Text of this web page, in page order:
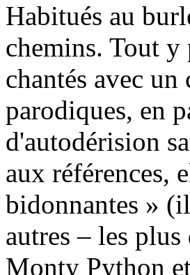
Habitués au
chemins. Tout y
chantés avec
parodiques, en
d'autodérision
aux références,
bidonnantes »
autres – les
Monty Python